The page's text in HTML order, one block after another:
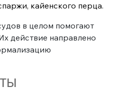
кайенского перца.
в целом помогают
действие направлено